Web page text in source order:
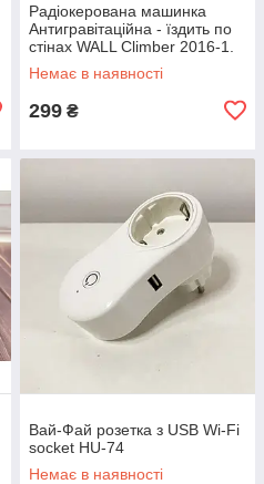
Радіокерована машинка
Антигравітаційна - їздить по
стінах WALL Climber 2016-1.
Колір синій TS-72
Немає в наявності
299 ₴
Вай-Фай розетка з USB Wi-Fi
socket HU-74
Немає в наявності